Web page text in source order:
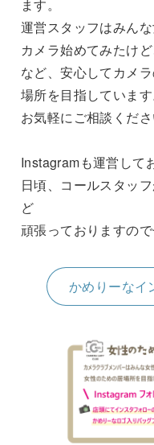
ます。
運営スタッフはみんな
カメラ始めてみたけ
など、安心してカメ
場所を目指しています
お気軽にご相談くださ
Instagramも運営して
日頃、コールスタッ
ど
頑張っておりますの
かめりーなイ